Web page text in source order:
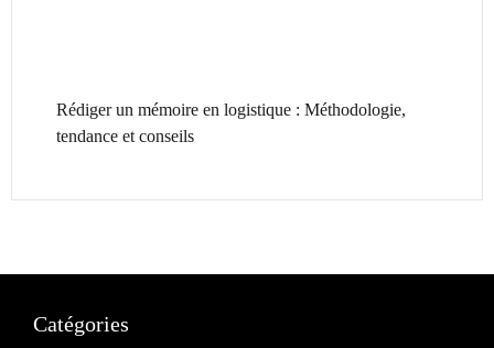
Rédiger un mémoire en logistique : Méthodologie,
tendance et conseils
Catégories